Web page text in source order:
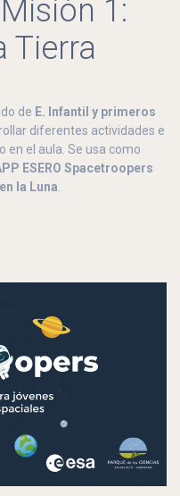
1:
Tierra
de E. Infantil y primeros
diferentes actividades e
en el aula. Se usa como
ESERO Spacetroopers
la Luna